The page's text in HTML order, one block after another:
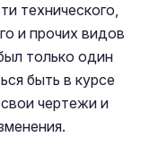
технического,
и прочих видов
только один
быть в курсе
чертежи и